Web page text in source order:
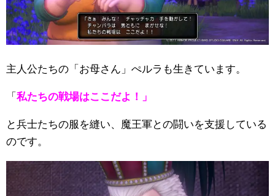
主人公たちの「お母さん」ぺルラも生きています。
「 私たちの戦場はここだよ！」
と兵士たちの服を縫い、魔王軍との闘いを支援している
のです。